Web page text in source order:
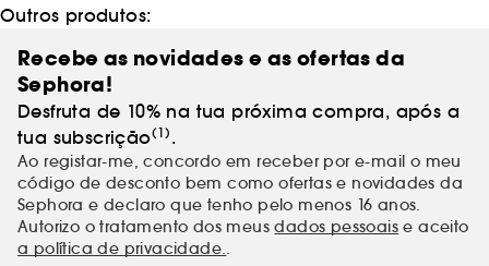
Outros produtos:
Recebe as novidades e as ofertas da
Sephora!
Desfruta de 10% na tua próxima compra, após a
tua subscrição(1) .
Ao registar-me, concordo em receber por e-mail o meu
código de desconto bem como ofertas e novidades da
Sephora e declaro que tenho pelo menos 16 anos.
Autorizo o tratamento dos meusdados pessoais e aceito
a política de privacidade..